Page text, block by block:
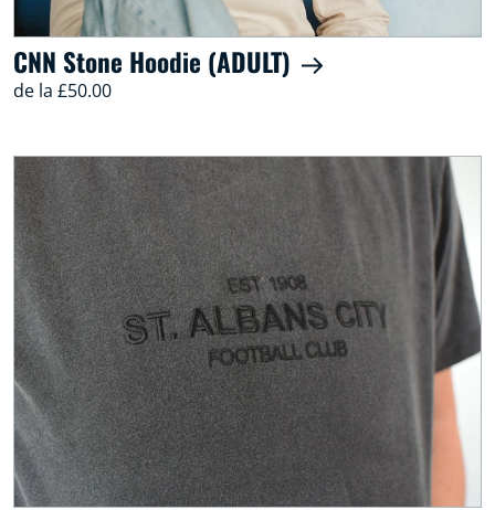
CNN Stone Hoodie (ADULT)
de la £50.00